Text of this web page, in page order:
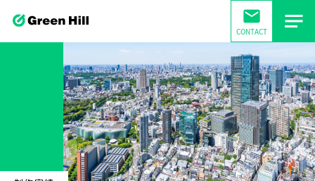
mail
CONTACT